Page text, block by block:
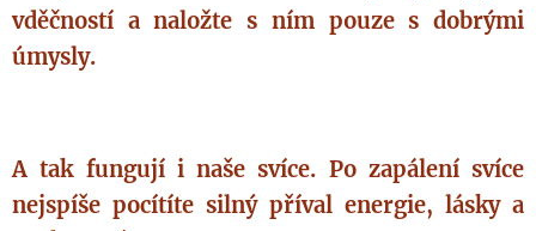
vděčností a naložte s ním pouze s dobrými
úmysly.
A tak fungují i naše svíce. Po zapálení svíce
nejspíše pocítíte silný příval energie, lásky a